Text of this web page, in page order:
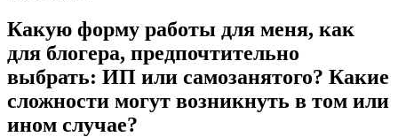
Какую форму работы для меня, как
для блогера, предпочтительно
выбрать: ИП или самозанятого? Какие
сложности могут возникнуть в том или
ином случае?